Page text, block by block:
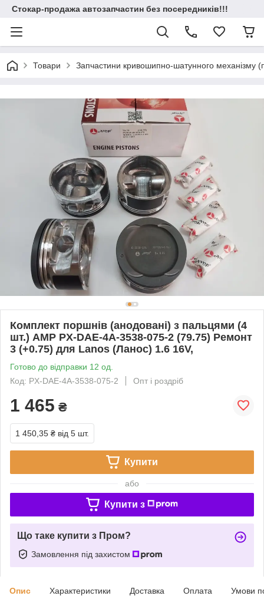
Стокар-продажа автозапчастин без посередників!!!
Товари Запчастини кривошипно-шатунного механізму
Комплект поршнів (анодовані) з пальцями (4
шт.) AMP PX-DAE-4A-3538-075-2 (79.75) Ремонт
3 (+0.75) для Lanos (Ланос) 1.6 16V,
Готово до відправки 12 од.
Код: PX-DAE-4A-3538-075-2
Опт і роздріб
1 465 ₴
1 450,35 ₴ від 5 шт.
Купити
або
Купити з
Що таке купити з Пром?
Замовлення під захистом
Опис Характеристики Доставка Оплата Умови